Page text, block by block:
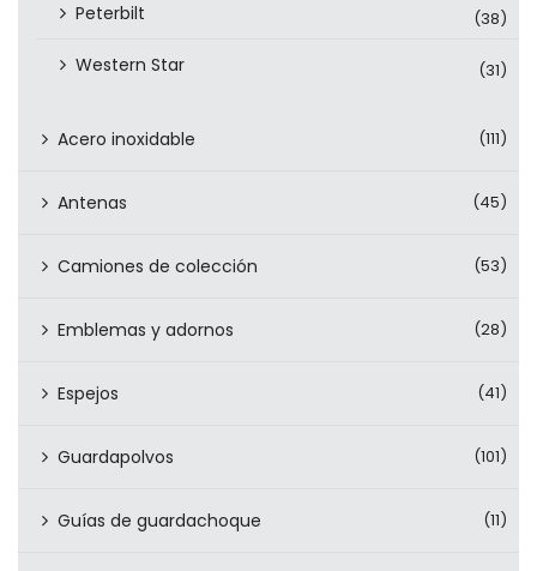
Peterbilt (38)
Western Star (31)
Acero inoxidable (111)
Antenas (45)
Camiones de colección (53)
Emblemas y adornos (28)
Espejos (41)
Guardapolvos (101)
Guías de guardachoque (11)